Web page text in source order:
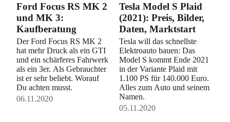
Ford Focus RS MK 2
und MK 3:
Kaufberatung
Der Ford Focus RS MK 2
hat mehr Druck als ein GTI
und ein schärferes Fahrwerk
als ein 3er. Als Gebrauchter
ist er sehr beliebt. Worauf
Du achten musst.
06.11.2020
Tesla Model S Plaid
(2021): Preis, Bilder,
Daten, Marktstart
Tesla will das schnellste
Elektroauto bauen: Das
Model S kommt Ende 2021
in der Variante Plaid mit
1.100 PS für 140.000 Euro.
Alles zum Auto und seinem
Namen.
05.11.2020